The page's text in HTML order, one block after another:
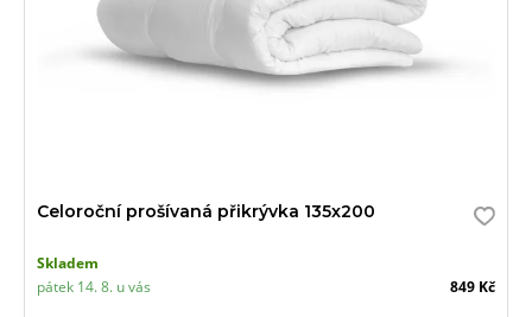
Celoroční prošívaná přikrývka 135x200
Skladem
pátek 14. 8. u vás
849 Kč